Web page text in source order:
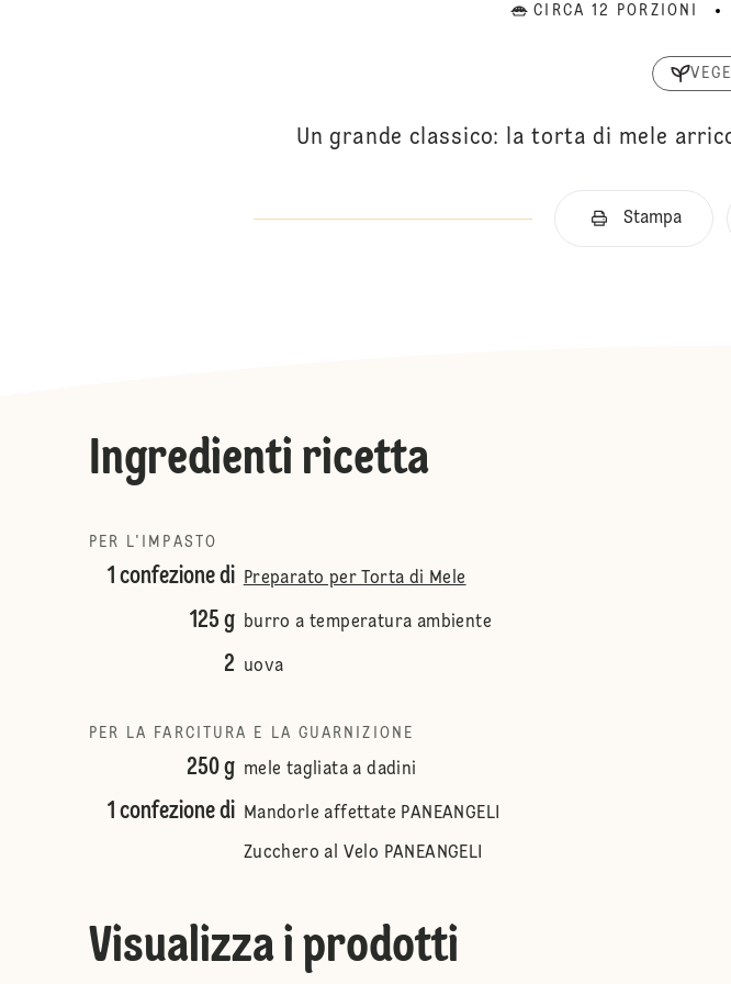
CIRCA 12 PORZIONI
Un grande classico: la torta di mele
Stampa
Ingredienti ricetta
PER L'IMPASTO
1 confezione di Preparato per Torta di Mele
125 g burro a temperatura ambiente
2 uova
PER LA FARCITURA E LA GUARNIZIONE
250 g mele tagliata a dadini
1 confezione di Mandorle affettate PANEANGELI
Zucchero al Velo PANEANGELI
Visualizza i prodotti